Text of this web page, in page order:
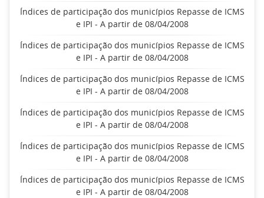
Índices de participação dos municípios Repasse de ICMS
e IPI - A partir de 08/04/2008
Índices de participação dos municípios Repasse de ICMS
e IPI - A partir de 08/04/2008
Índices de participação dos municípios Repasse de ICMS
e IPI - A partir de 08/04/2008
Índices de participação dos municípios Repasse de ICMS
e IPI - A partir de 08/04/2008
Índices de participação dos municípios Repasse de ICMS
e IPI - A partir de 08/04/2008
Índices de participação dos municípios Repasse de ICMS
e IPI - A partir de 08/04/2008